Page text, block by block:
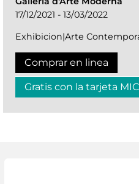
17/12/2021 - 13/03/2022
Exhibicion|Arte
Comprar en linea
Gratis con la tarjeta MIC